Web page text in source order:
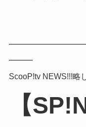
━━━
ScooP!tv NEWS!!!略
【